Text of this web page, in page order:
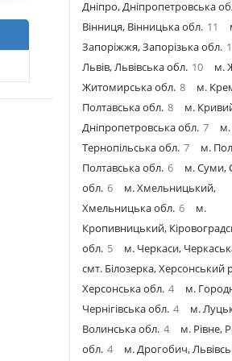
Дніпро, Дніпропетровська
Вінниця, Вінницька обл. 11
Запоріжжя, Запорізька обл.
Львів, Львівська обл. 10
м.
Житомирська обл. 8
м.
Полтавська обл. 8
м.
Дніпропетровська обл. 7
м.
Тернопільська обл. 7
м.
Полтавська обл. 6
м. Суми,
обл. 6
м. Хмельницький,
Хмельницька обл. 6
м.
Кропивницький,
обл. 5 м. Черкаси,
смт. Білозерка, Херсонський
Херсонська обл. 4
м.
Чернігівська обл. 4
м.
Волинська обл. 4
м. Рівне,
обл. 4
м. Дрогобич,